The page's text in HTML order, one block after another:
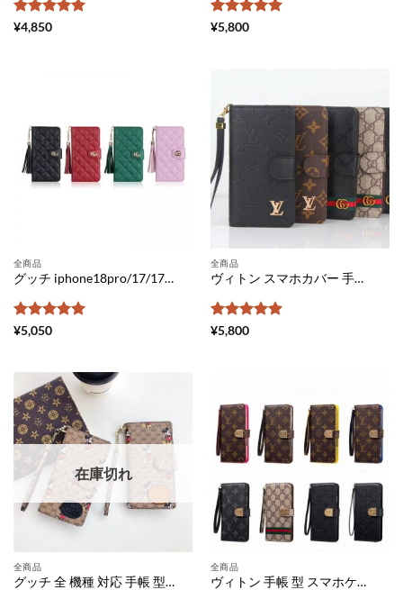
5段階中
¥4,850 5段階中
¥5,800
全商品
グッチ iphone18pro/17/17pro/17promaxケース 手帳型 ブランド 人気 アイフォン16pro max ケース タッセル付き GUCCI iphone16/15 ケース キルティング iphone14 スマホケース ラムスキン レディース
5段階中
¥5,050
全商品
ヴィトン スマホカバー 手帳 型 全 機種 対応 グッチ 携帯 カバー ギャラクシー メンズ android スマホケース ブランドコピー iphone ケース 手帳 アンドロイド ルイ ヴィトン 風 スマホケース xperia 激安
5段階中
¥5,800
在庫切れ
全商品
グッチ 全 機種 対応 手帳 型 スマホケース gucci ミッキー エクスペリア 携帯 カバー 人気 galaxy s20 ケース ディズニー かわいい アイフォンケース11pro 手帳 ぺア android スマホケースおすすめ
全商品
ヴィトン 手帳 型 スマホケース 全 機種 対応 xperia ケース おしゃれ ギャラクシーケース かわいい アンドロイド スマホケース gucci コピー エクスペリア 携帯 カバー aquos センス 3 iphone ケース 手帳 メンズ 激安